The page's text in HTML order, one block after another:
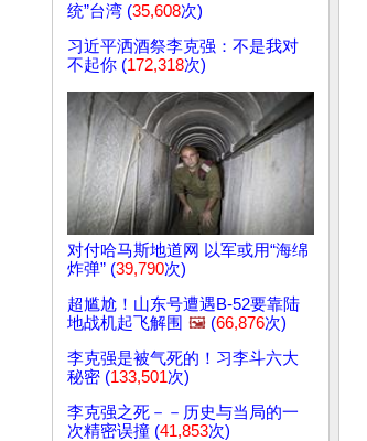
统”台湾 (35,608次)
习近平洒酒祭李克强：不是我对
不起你 (172,318次)
对付哈马斯地道网 以军或用“海绵
炸弹” (39,790次)
超尴尬！山东号遭遇B-52要靠陆
地战机起飞解围 🖼️ (66,876次)
李克强是被气死的！习李斗六大
秘密 (133,501次)
李克强之死－－历史与当局的一
次精密误撞 (41,853次)